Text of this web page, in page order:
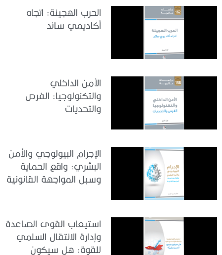
الحرب الهجينة: اتجاه
أكاديمي سائد
الأمن الداخلي
والتكنولوجيا: الفرص
والتحديات
الإجرام البيولوجي والأمن
البشري: واقع الحماية
وسبل المواجهة القانونية
استيعاب القوى الصاعدة
وإدارة الانتقال السلمي
للقوة: هل سيكون